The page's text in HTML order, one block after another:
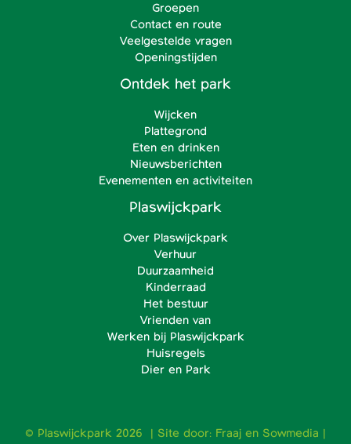
Groepen
Contact en route
Veelgestelde vragen
Openingstijden
Ontdek het park
Wijcken
Plattegrond
Eten en drinken
Nieuwsberichten
Evenementen en activiteiten
Plaswijckpark
Over Plaswijckpark
Verhuur
Duurzaamheid
Kinderraad
Het bestuur
Vrienden van
Werken bij Plaswijckpark
Huisregels
Dier en Park
© Plaswijckpark 2026 | Site door: Fraaj en Sowmedia |